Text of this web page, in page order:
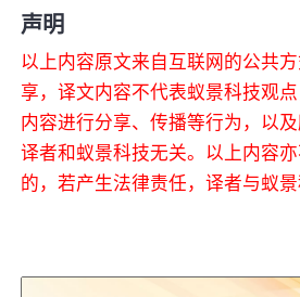
声明
以上内容原文来自互联网的公共
享，译文内容不代表蚁景科技观
内容进行分享、传播等行为，以
译者和蚁景科技无关。以上内容
的，若产生法律责任，译者与蚁景